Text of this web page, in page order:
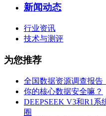
新闻动态
行业资讯
技术与测评
为您推荐
全国数据资源调查报告
你的核心数据安全嘛？
DEEPSEEK V3和R1系
圈